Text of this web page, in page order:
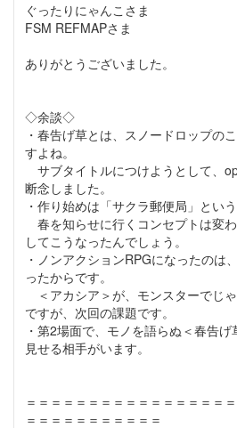
ぐったりにゃんこさま
FSM REFMAPさま
ありがとうございました。
◇余談◇
・春告げ草とは、スノードロップの
すよね。
サブタイトルにつけようとして、
断念しました。
・作り始めは「サクラ郵便局」とい
春を知らせに行くコンセプトは変
してこうなったんでしょう。
・ノンアクションRPGになったのは
ったからです。
＜アカシア＞が、モンスターでじ
ですが、次回の課題です。
・第2場面で、モノを語らぬ＜春告
見せる相手がいます。
＝＝＝＝＝＝＝＝＝＝＝＝＝＝＝＝
＝＝＝＝＝＝＝＝＝＝＝